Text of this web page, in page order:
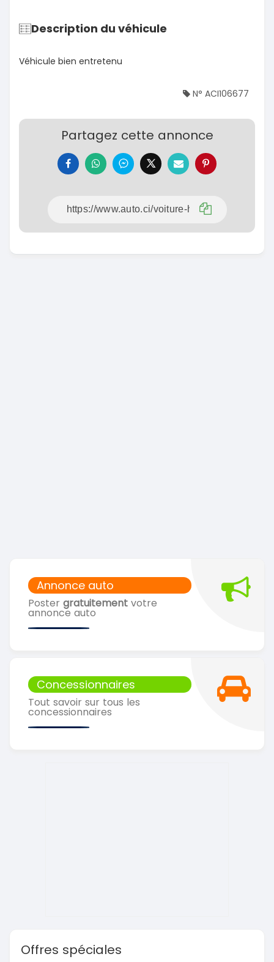
Annonce auto
Poster gratuitement votre
annonce auto
Concessionnaires
Tout savoir sur tous les
concessionnaires
Offres spéciales
Description du véhicule
Véhicule bien entretenu
N° ACI106677
Partagez cette annonce